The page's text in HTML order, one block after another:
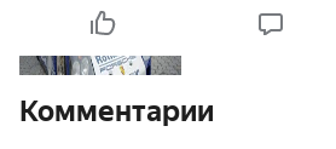
Комментарии